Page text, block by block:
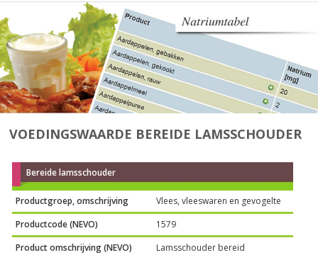
VOEDINGSWAARDE BEREIDE LAMSSCHOUDER
Bereide lamsschouder
Productgroep, omschrijving
Vlees, vleeswaren en gevogelte
Productcode (NEVO)
1579
Product omschrijving (NEVO)
Lamsschouder bereid